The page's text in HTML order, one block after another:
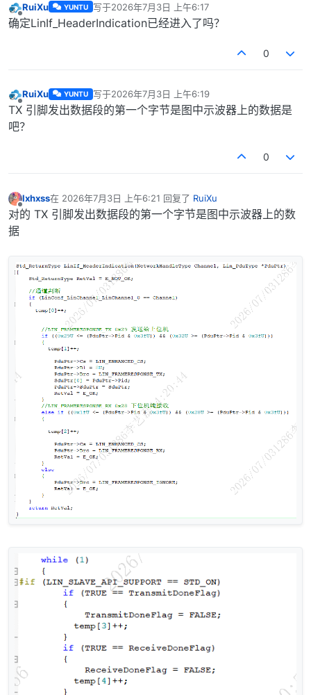
离线
RuiXu YUNTU 写于2026年7月3日 上午6:17
最后由 编辑
确定LinIf_HeaderIndication已经进入了吗？
0
离线
RuiXu YUNTU 写于2026年7月3日 上午6:19
最后由 编辑
TX 引脚发出数据段的第一个字节是图中示波器上的数据是
吧？
0
离线
lxhxss在 2026年7月3日 上午6:21 回复了 RuiXu
最后由 编辑
对的 TX 引脚发出数据段的第一个字节是图中示波器上的数
据